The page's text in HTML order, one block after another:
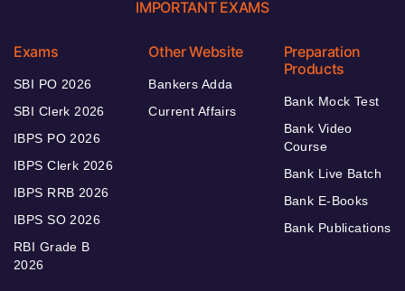
IMPORTANT EXAMS
Exams
SBI PO 2026
SBI Clerk 2026
IBPS PO 2026
IBPS Clerk 2026
IBPS RRB 2026
IBPS SO 2026
RBI Grade B
2026
Other Website
Bankers Adda
Current Affairs
Preparation
Products
Bank Mock Test
Bank Video
Course
Bank Live Batch
Bank E-Books
Bank Publications